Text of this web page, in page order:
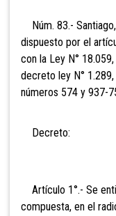
Núm. 83.-
dispuesto por el
con la Ley N°
decreto ley N°
números 574 y 937-
Decreto:
Artículo 1°.- Se
compuesta, en el